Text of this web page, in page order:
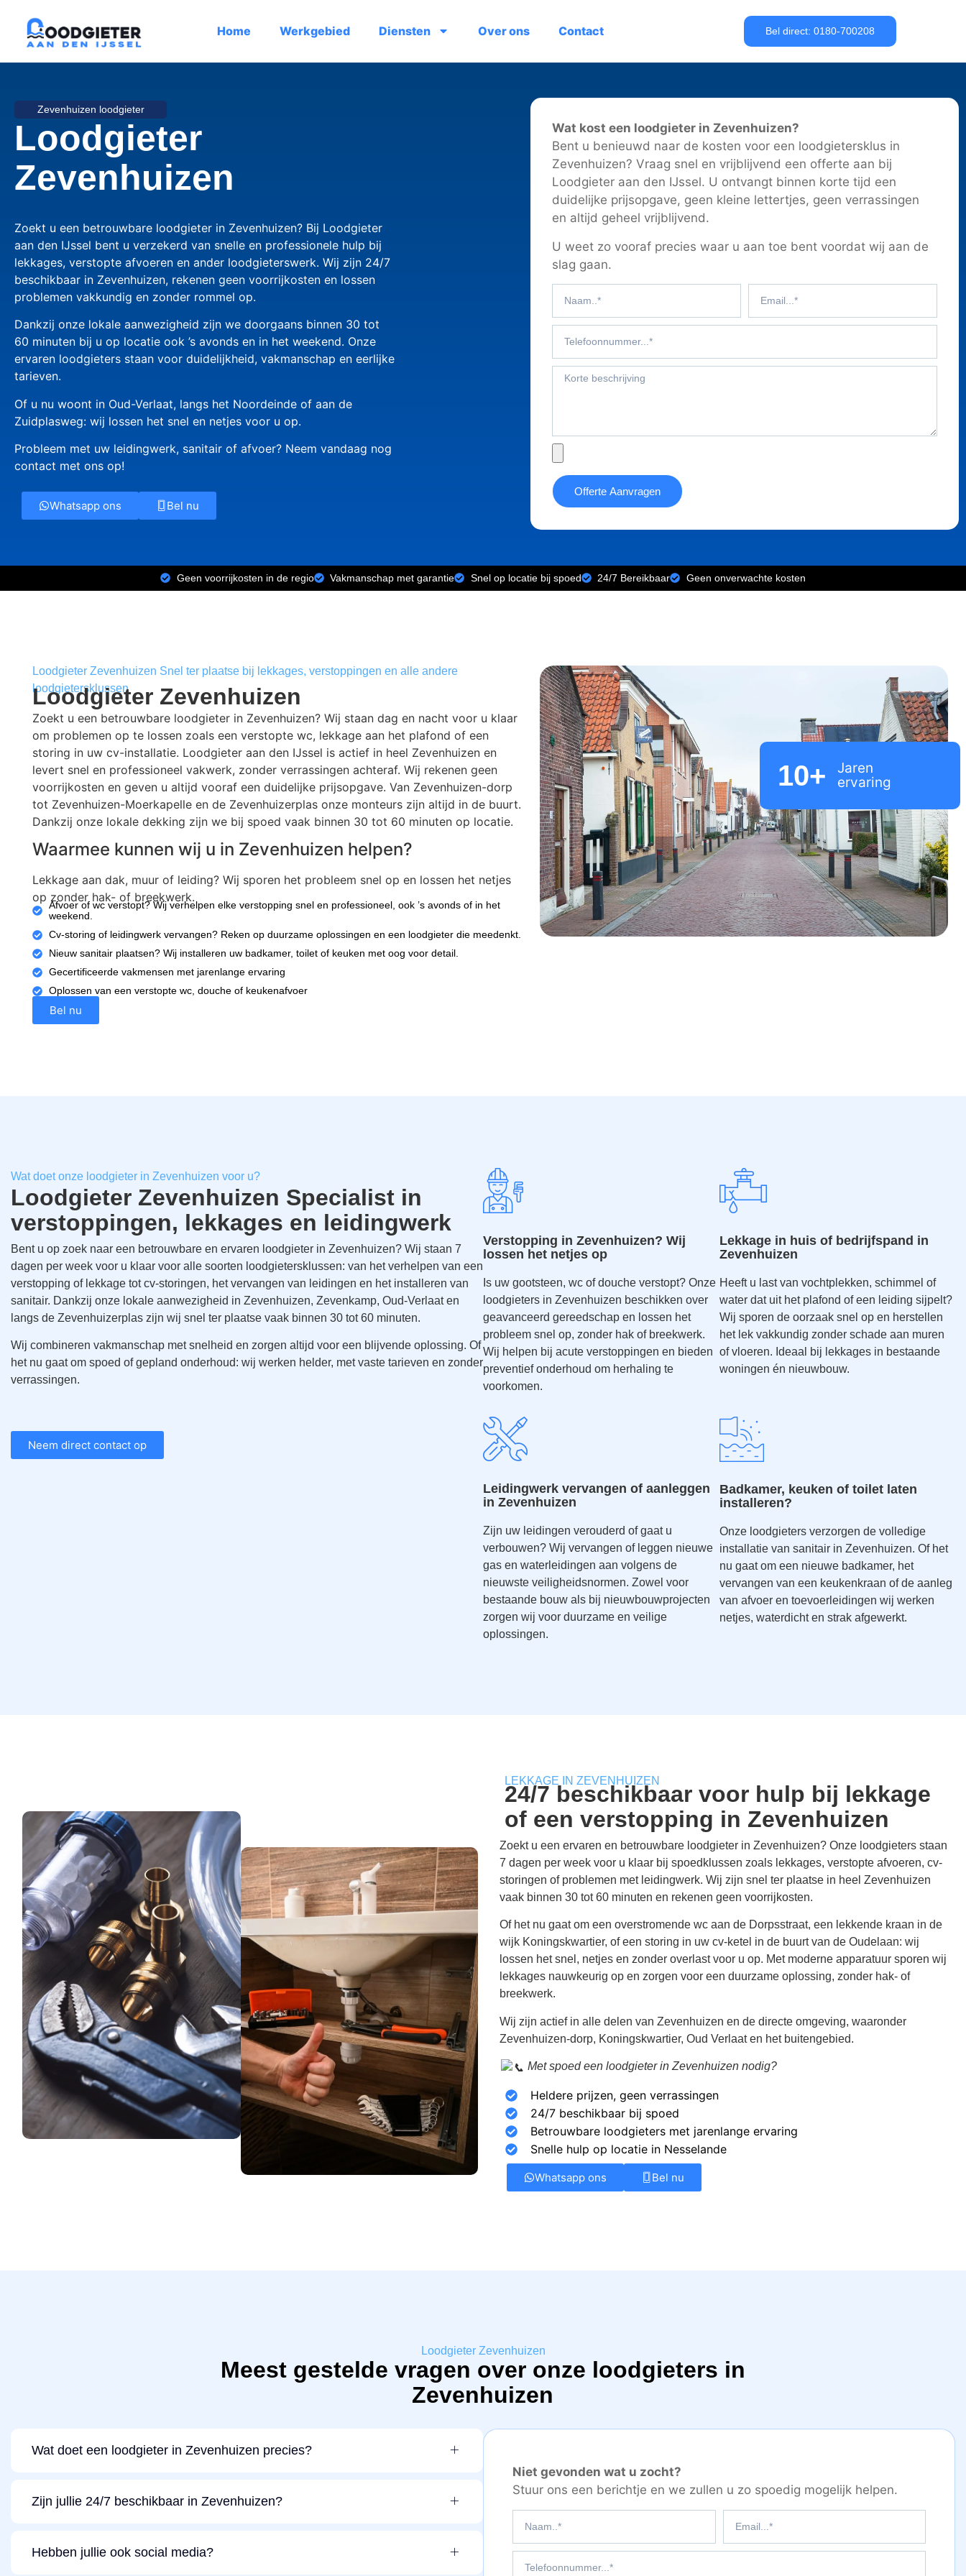
Home Werkgebied Diensten Over ons Contact Bel direct: 0180-700208
Zevenhuizen loodgieter
Loodgieter
Zevenhuizen
Zoekt u een betrouwbare loodgieter in Zevenhuizen? Bij Loodgieter
aan den IJssel bent u verzekerd van snelle en professionele hulp bij
lekkages, verstopte afvoeren en ander loodgieterswerk. Wij zijn 24/7
beschikbaar in Zevenhuizen, rekenen geen voorrijkosten en lossen
problemen vakkundig en zonder rommel op.
Dankzij onze lokale aanwezigheid zijn we doorgaans binnen 30 tot
60 minuten bij u op locatie ook ’s avonds en in het weekend. Onze
ervaren loodgieters staan voor duidelijkheid, vakmanschap en eerlijke
tarieven.
Of u nu woont in Oud-Verlaat, langs het Noordeinde of aan de
Zuidplasweg: wij lossen het snel en netjes voor u op.
Probleem met uw leidingwerk, sanitair of afvoer? Neem vandaag nog
contact met ons op!
Whatsapp ons Bel nu
Wat kost een loodgieter in Zevenhuizen?
Bent u benieuwd naar de kosten voor een loodgietersklus in
Zevenhuizen? Vraag snel en vrijblijvend een offerte aan bij
Loodgieter aan den IJssel. U ontvangt binnen korte tijd een
duidelijke prijsopgave, geen kleine lettertjes, geen verrassingen
en altijd geheel vrijblijvend.
U weet zo vooraf precies waar u aan toe bent voordat wij aan de
slag gaan.
Offerte Aanvragen
Geen voorrijkosten in de regio Vakmanschap met garantie Snel op locatie bij spoed 24/7 Bereikbaar Geen onverwachte kosten
Loodgieter Zevenhuizen Snel ter plaatse bij lekkages, verstoppingen en alle andere
loodgietersklussen
Loodgieter Zevenhuizen
Zoekt u een betrouwbare loodgieter in Zevenhuizen? Wij staan dag en nacht voor u klaar
om problemen op te lossen zoals een verstopte wc, lekkage aan het plafond of een
storing in uw cv-installatie. Loodgieter aan den IJssel is actief in heel Zevenhuizen en
levert snel en professioneel vakwerk, zonder verrassingen achteraf. Wij rekenen geen
voorrijkosten en geven u altijd vooraf een duidelijke prijsopgave. Van Zevenhuizen-dorp
tot Zevenhuizen-Moerkapelle en de Zevenhuizerplas onze monteurs zijn altijd in de buurt.
Dankzij onze lokale dekking zijn we bij spoed vaak binnen 30 tot 60 minuten op locatie.
Waarmee kunnen wij u in Zevenhuizen helpen?
Lekkage aan dak, muur of leiding? Wij sporen het probleem snel op en lossen het netjes
op zonder hak- of breekwerk.
Afvoer of wc verstopt? Wij verhelpen elke verstopping snel en professioneel, ook ’s avonds of in het
weekend.
Cv-storing of leidingwerk vervangen? Reken op duurzame oplossingen en een loodgieter die meedenkt.
Nieuw sanitair plaatsen? Wij installeren uw badkamer, toilet of keuken met oog voor detail.
Gecertificeerde vakmensen met jarenlange ervaring
Oplossen van een verstopte wc, douche of keukenafvoer
Bel nu
Jaren
ervaring
10+
Wat doet onze loodgieter in Zevenhuizen voor u?
Loodgieter Zevenhuizen Specialist in
verstoppingen, lekkages en leidingwerk
Bent u op zoek naar een betrouwbare en ervaren loodgieter in Zevenhuizen? Wij staan 7
dagen per week voor u klaar voor alle soorten loodgietersklussen: van het verhelpen van een
verstopping of lekkage tot cv-storingen, het vervangen van leidingen en het installeren van
sanitair. Dankzij onze lokale aanwezigheid in Zevenhuizen, Zevenkamp, Oud-Verlaat en
langs de Zevenhuizerplas zijn wij snel ter plaatse vaak binnen 30 tot 60 minuten.
Wij combineren vakmanschap met snelheid en zorgen altijd voor een blijvende oplossing. Of
het nu gaat om spoed of gepland onderhoud: wij werken helder, met vaste tarieven en zonder
verrassingen.
Neem direct contact op
Verstopping in Zevenhuizen? Wij
lossen het netjes op
Is uw gootsteen, wc of douche verstopt? Onze
loodgieters in Zevenhuizen beschikken over
geavanceerd gereedschap en lossen het
probleem snel op, zonder hak of breekwerk.
Wij helpen bij acute verstoppingen en bieden
preventief onderhoud om herhaling te
voorkomen.
Lekkage in huis of bedrijfspand in
Zevenhuizen
Heeft u last van vochtplekken, schimmel of
water dat uit het plafond of een leiding sijpelt?
Wij sporen de oorzaak snel op en herstellen
het lek vakkundig zonder schade aan muren
of vloeren. Ideaal bij lekkages in bestaande
woningen én nieuwbouw.
Leidingwerk vervangen of aanleggen
in Zevenhuizen
Zijn uw leidingen verouderd of gaat u
verbouwen? Wij vervangen of leggen nieuwe
gas en waterleidingen aan volgens de
nieuwste veiligheidsnormen. Zowel voor
bestaande bouw als bij nieuwbouwprojecten
zorgen wij voor duurzame en veilige
oplossingen.
Badkamer, keuken of toilet laten
installeren?
Onze loodgieters verzorgen de volledige
installatie van sanitair in Zevenhuizen. Of het
nu gaat om een nieuwe badkamer, het
vervangen van een keukenkraan of de aanleg
van afvoer en toevoerleidingen wij werken
netjes, waterdicht en strak afgewerkt.
LEKKAGE IN ZEVENHUIZEN
24/7 beschikbaar voor hulp bij lekkage
of een verstopping in Zevenhuizen
Zoekt u een ervaren en betrouwbare loodgieter in Zevenhuizen? Onze loodgieters staan
7 dagen per week voor u klaar bij spoedklussen zoals lekkages, verstopte afvoeren, cv-
storingen of problemen met leidingwerk. Wij zijn snel ter plaatse in heel Zevenhuizen
vaak binnen 30 tot 60 minuten en rekenen geen voorrijkosten.
Of het nu gaat om een overstromende wc aan de Dorpsstraat, een lekkende kraan in de
wijk Koningskwartier, of een storing in uw cv-ketel in de buurt van de Oudelaan: wij
lossen het snel, netjes en zonder overlast voor u op. Met moderne apparatuur sporen wij
lekkages nauwkeurig op en zorgen voor een duurzame oplossing, zonder hak- of
breekwerk.
Wij zijn actief in alle delen van Zevenhuizen en de directe omgeving, waaronder
Zevenhuizen-dorp, Koningskwartier, Oud Verlaat en het buitengebied.
Met spoed een loodgieter in Zevenhuizen nodig?
Heldere prijzen, geen verrassingen
24/7 beschikbaar bij spoed
Betrouwbare loodgieters met jarenlange ervaring
Snelle hulp op locatie in Nesselande
Whatsapp ons Bel nu
Loodgieter Zevenhuizen
Meest gestelde vragen over onze loodgieters in
Zevenhuizen
Wat doet een loodgieter in Zevenhuizen precies?
Zijn jullie 24/7 beschikbaar in Zevenhuizen?
Hebben jullie ook social media?
Niet gevonden wat u zocht?
Stuur ons een berichtje en we zullen u zo spoedig mogelijk helpen.